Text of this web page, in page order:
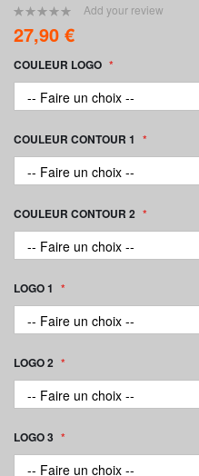
0%
Add your review
27,90 €
COULEUR LOGO
COULEUR CONTOUR 1
COULEUR CONTOUR 2
LOGO 1
LOGO 2
LOGO 3